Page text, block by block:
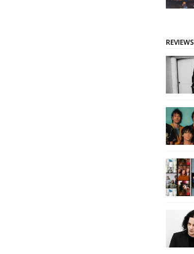
REVIEWS